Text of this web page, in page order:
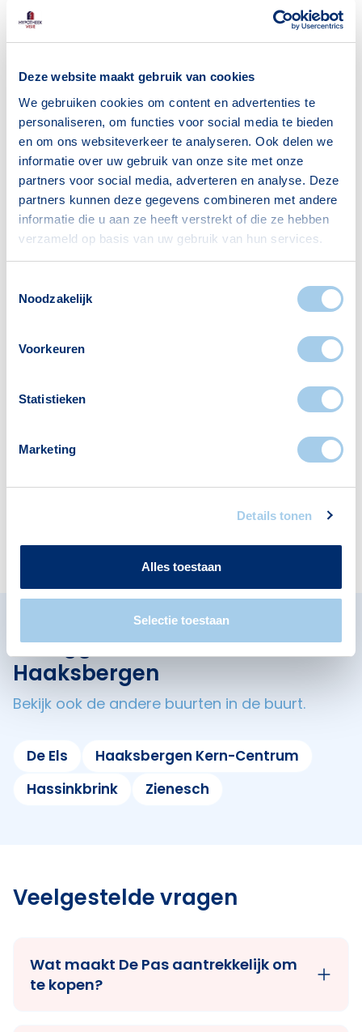
Deze website maakt gebruik van cookies
We gebruiken cookies om content en advertenties te
personaliseren, om functies voor social media te bieden
en om ons websiteverkeer te analyseren. Ook delen we
informatie over uw gebruik van onze site met onze
partners voor social media, adverteren en analyse. Deze
partners kunnen deze gegevens combineren met andere
informatie die u aan ze heeft verstrekt of die ze hebben
verzameld op basis van uw gebruik van hun services.
Noodzakelijk
Voorkeuren
Statistieken
Marketing
Details tonen
Alles toestaan
Selectie toestaan
Huishoudens
Alleenwonend
Gezin zonder kinderen
227
Gezin met kinderen
176
Bron: CBS
Voorzieningen in De Pas
Deze wijk heeft het allemaal voor je. Zo vind je
2
Omliggende buurten in
Haaksbergen
Bekijk ook de andere buurten in de buurt.
De Els
Haaksbergen Kern-Centrum
Hassinkbrink
Zienesch
Veelgestelde vragen
Wat maakt De Pas aantrekkelijk om
te kopen?